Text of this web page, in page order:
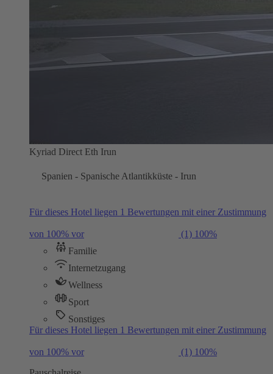
Kyriad Direct Eth Irun
Spanien - Spanische Atlantikküste - Irun
Für dieses Hotel liegen 1 Bewertungen mit einer Zustimmung
von 100% vor (1) 100%
Familie
Internetzugang
Wellness
Sport
Sonstiges
Für dieses Hotel liegen 1 Bewertungen mit einer Zustimmung
von 100% vor (1) 100%